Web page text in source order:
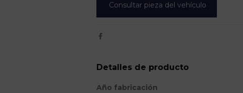
Consultar pieza del vehículo
Detalles de producto
Año fabricación